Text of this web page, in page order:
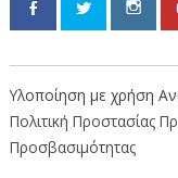
Υλοποίηση με χρήση
Πολιτική Προστασίας
Προσβασιμότητας